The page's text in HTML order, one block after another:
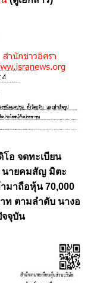
โอ จดทะเบียน
นายคมสัญ มิตะ
มาถือหุ้น 70,000
ท ตามลำดับ นางอ
จจุบัน